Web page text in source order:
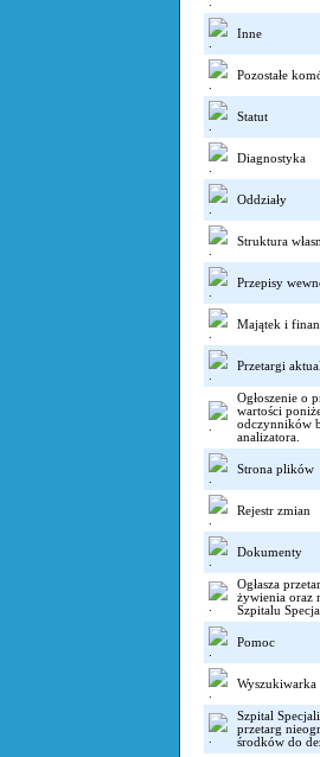
Inne
Pozostałe
Statut
Diagnostyka
Oddziały
Struktura
Przepisy
Majątek i
Przetargi
Ogłoszenie o
wartości
odczynników
analizatora.
Strona plików
Rejestr zmian
Dokumenty
Ogłasza
żywienia oraz
Szpitalu
Pomoc
Wyszukiwarka
Szpital
przetarg
środków do